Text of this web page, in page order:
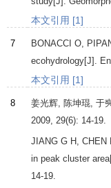
本文引用 [1]
7 BONACCI O
ecohydrology[J].
本文引用 [1]
8 姜光辉, 陈坤琨, 于
2009 29(6): 14-19.
JIANG G H CHEN
in peak cluster
14-19.